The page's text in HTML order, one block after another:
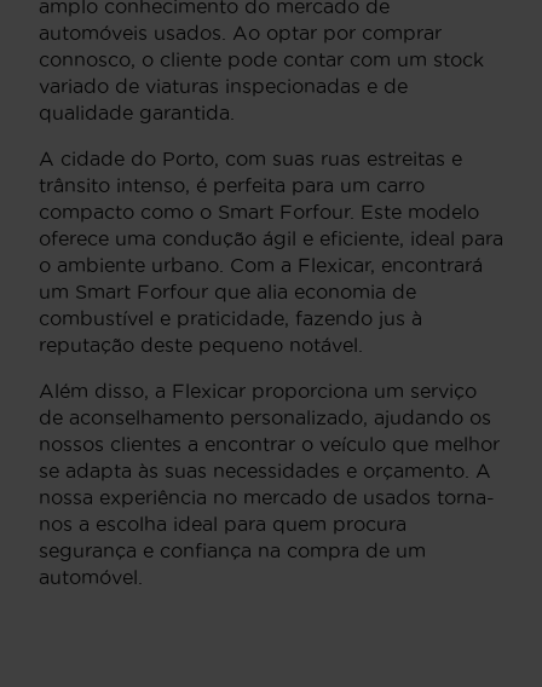
amplo conhecimento do mercado de
automóveis usados. Ao optar por comprar
connosco, o cliente pode contar com um stock
variado de viaturas inspecionadas e de
qualidade garantida.
A cidade do Porto, com suas ruas estreitas e
trânsito intenso, é perfeita para um carro
compacto como o Smart Forfour. Este modelo
oferece uma condução ágil e eficiente, ideal para
o ambiente urbano. Com a Flexicar, encontrará
um Smart Forfour que alia economia de
combustível e praticidade, fazendo jus à
reputação deste pequeno notável.
Além disso, a Flexicar proporciona um serviço
de aconselhamento personalizado, ajudando os
nossos clientes a encontrar o veículo que melhor
se adapta às suas necessidades e orçamento. A
nossa experiência no mercado de usados torna-
nos a escolha ideal para quem procura
segurança e confiança na compra de um
automóvel.